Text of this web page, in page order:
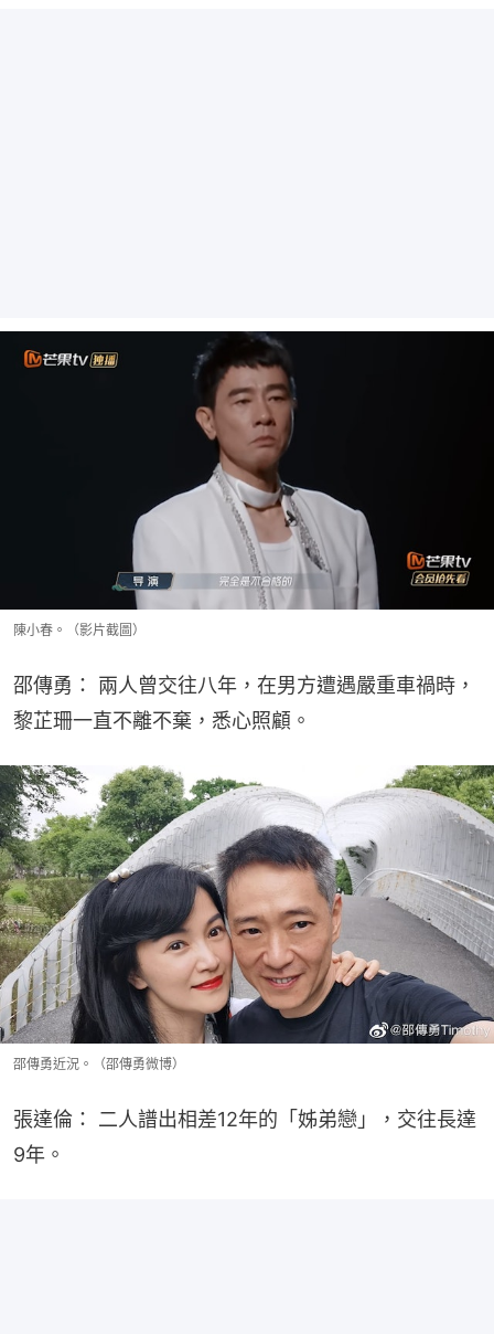
陳小春。（影片截圖）
邵傳勇： 兩人曾交往八年，在男方遭遇嚴重車禍時，
黎芷珊一直不離不棄，悉心照顧。
邵傳勇近況。（邵傳勇微博）
張達倫： 二人譜出相差12年的「姊弟戀」，交往長達
9年。